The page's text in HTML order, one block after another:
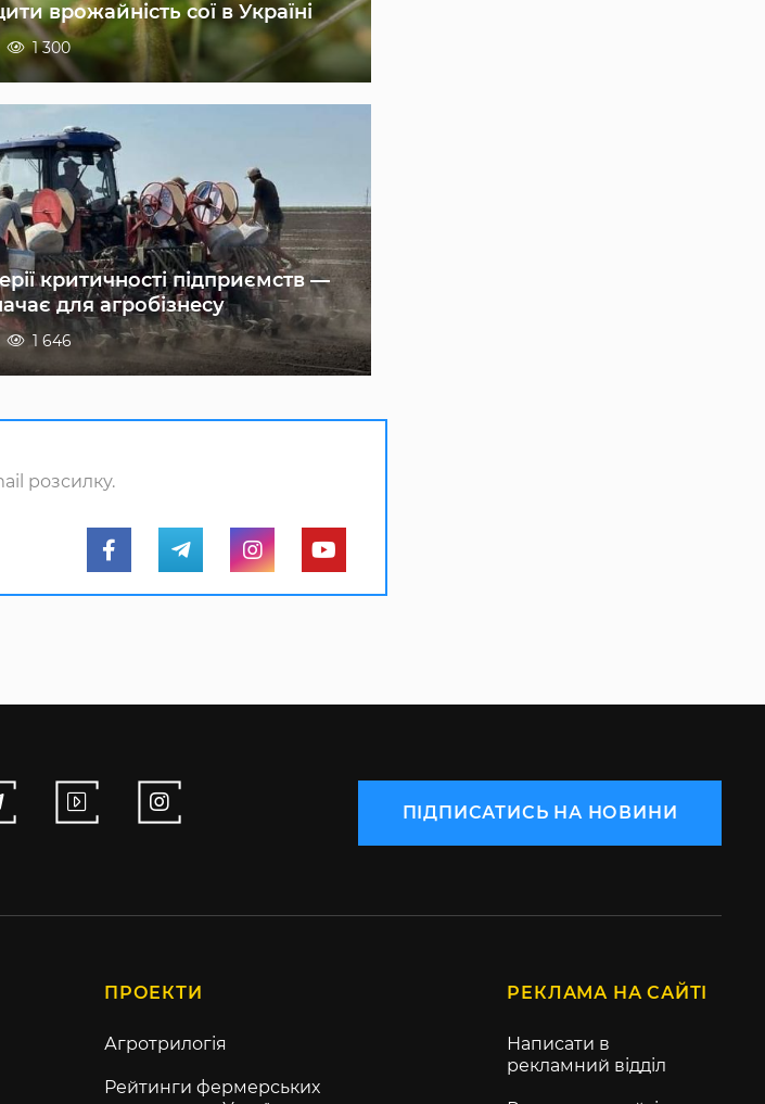
врожайність сої в Україні
1 300
критичності підприємств —
для агробізнесу
1 646
розсилку.
ПІДПИСАТИСЬ НА НОВИНИ
ПРОЕКТИ
Агротрилогія
Рейтинги фермерських
РЕКЛАМА НА САЙТІ
Написати в
рекламний відділ